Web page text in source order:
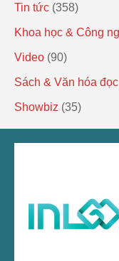
Tin tức (358)
Khoa học & Công
Video (90)
Sách & Văn hóa đọc
Showbiz (35)